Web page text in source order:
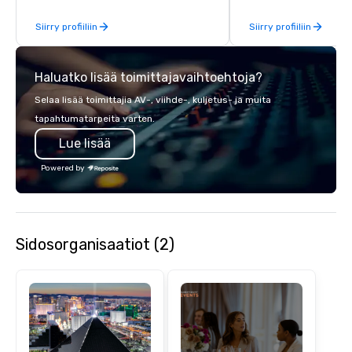
Siirry profiiliin
direct line of
unparalleled
Siirry profiiliin
Haluatko lisää toimittajavaihtoehtoja?
Selaa lisää toimittajia AV-, viihde-, kuljetus- ja muita
tapahtumatarpeita varten.
Lue lisää
Powered by
Sidosorganisaatiot (2)